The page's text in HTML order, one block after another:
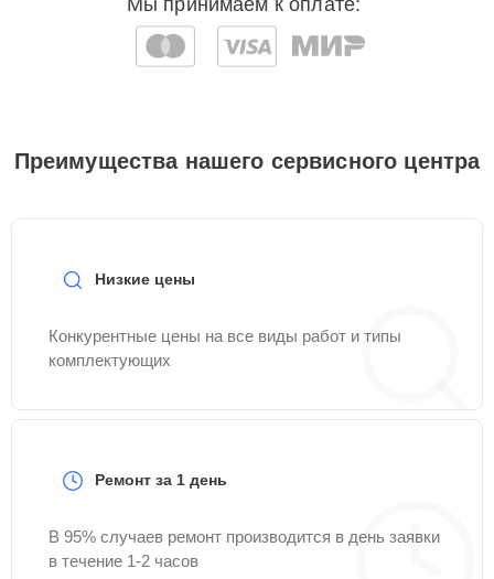
Мы принимаем к оплате:
Преимущества нашего сервисного центра
Низкие цены
Конкурентные цены на все виды работ и типы
комплектующих
Ремонт за 1 день
В 95% случаев ремонт производится в день заявки
в течение 1-2 часов